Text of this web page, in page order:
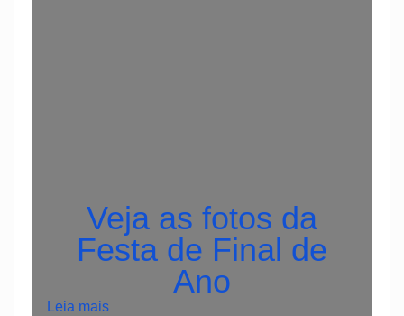
Veja as fotos da
Festa de Final de
Ano
Leia mais: